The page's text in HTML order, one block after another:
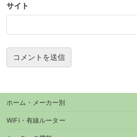
サイト
ホーム・メーカー別
WiFi・有線ルーター